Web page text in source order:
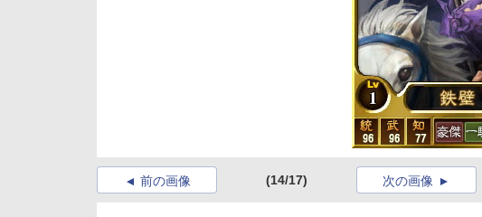
前の画像 (14/17) 次の画像